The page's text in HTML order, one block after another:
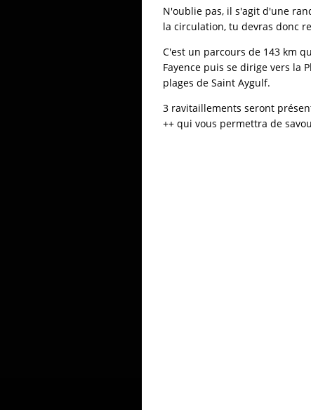
N'oublie pas, il s'agit d'une
la circulation, tu devras donc
C'est un parcours de 143 km
Fayence puis se dirige vers la
plages de Saint Aygulf.
3 ravitaillements seront
++ qui vous permettra de